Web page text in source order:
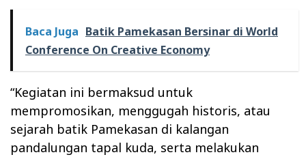
Baca Juga Batik Pamekasan Bersinar di World
Conference On Creative Economy
“Kegiatan ini bermaksud untuk
mempromosikan, menggugah historis, atau
sejarah batik Pamekasan di kalangan
pandalungan tapal kuda, serta melakukan